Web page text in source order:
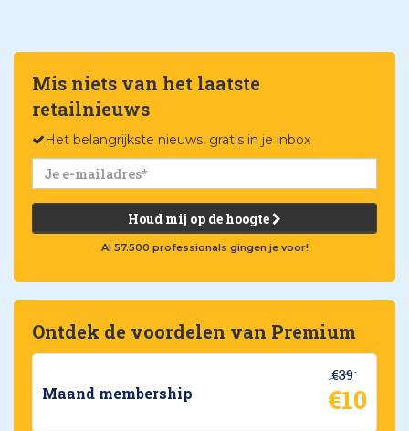
Mis niets van het laatste
retailnieuws
Het belangrijkste nieuws, gratis in je inbox
Houd mij op de hoogte
Al 57.500 professionals gingen je voor!
Ontdek de voordelen van Premium
Maand membership
€39
€10